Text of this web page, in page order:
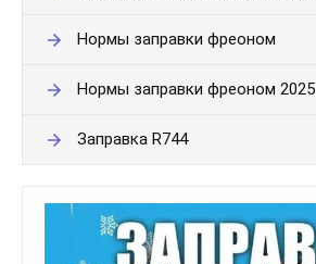
Нормы заправки фреоном
Нормы заправки фреоном 2025
Заправка R744